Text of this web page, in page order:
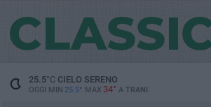
25.5°CCIELO SERENO
OGGI MIN 25.5° MAX 34° A TRANI